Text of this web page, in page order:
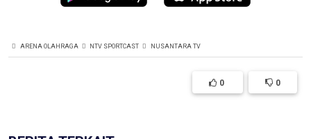
ARENA OLAHRAGA NTV SPORTCAST NUSANTARA TV
0 0